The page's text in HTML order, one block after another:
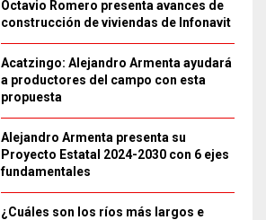
Octavio Romero presenta avances de
construcción de viviendas de Infonavit
Acatzingo: Alejandro Armenta ayudará
a productores del campo con esta
propuesta
Alejandro Armenta presenta su
Proyecto Estatal 2024-2030 con 6 ejes
fundamentales
¿Cuáles son los ríos más largos e